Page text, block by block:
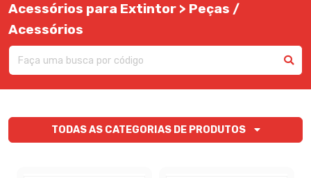
Acessórios para Extintor > Peças /
Acessórios
TODAS AS CATEGORIAS DE PRODUTOS